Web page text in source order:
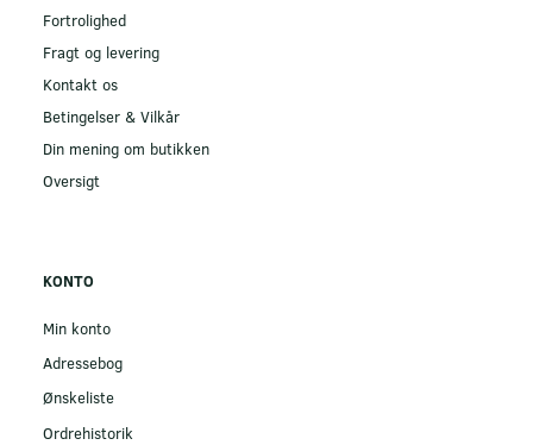
Fortrolighed
Fragt og levering
Kontakt os
Betingelser & Vilkår
Din mening om butikken
Oversigt
KONTO
Min konto
Adressebog
Ønskeliste
Ordrehistorik